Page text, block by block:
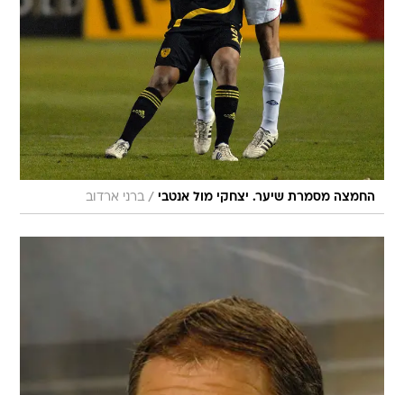
החמצה מסמרת שיער. יצחקי מול אנטבי / ברני ארדוב